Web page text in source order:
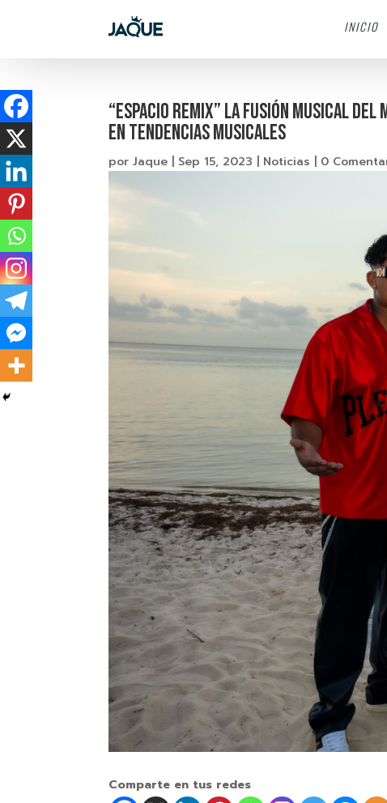
INICIO
“Espacio Remix” la fusión musical
en tendencias musicales
porJaque | Sep 15, 2023 | Noticias | 0
Comparte en tus redes